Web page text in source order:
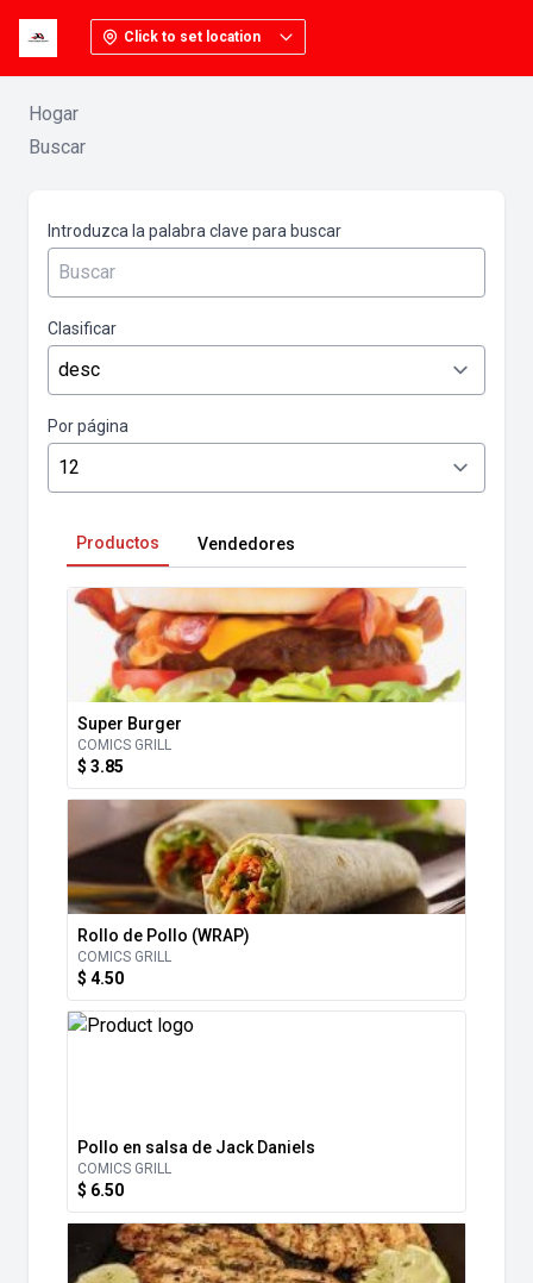
Click to set location
Hogar
Buscar
Introduzca la palabra clave para buscar
Clasificar
Por página
Productos Vendedores
Super Burger
COMICS GRILL
$ 3.85
Rollo de Pollo (WRAP)
COMICS GRILL
$ 4.50
Pollo en salsa de Jack Daniels
COMICS GRILL
$ 6.50